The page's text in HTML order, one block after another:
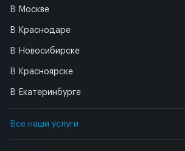
В Москве
В Краснодаре
В Новосибирске
В Красноярске
В Екатеринбурге
Все наши услуги